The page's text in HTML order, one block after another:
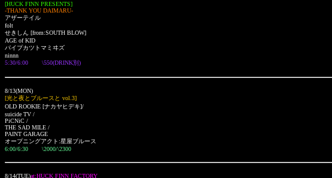
[HUCK FINN PRESENTS]
-THANK YOU DAIMARU-
アザーテイル
folt
せきしん [from:SOUTH BLOW]
AGE of KID
パイプカツトマミヰズ
ninnn
5:30/6:00 \550(DRINK別)
8/13(MON)
[光と夜とブルースと vol.3]
OLD ROOKIE [ナカヤヒデキ]/
suicide TV /
PiCNiC /
THE SAD MILE /
PAINT GARAGE
オープニングアクト:星屋ブルース
6:00/6:30 \2000/\2300
8/14(TUE)at:HUCK FINN FACTORY